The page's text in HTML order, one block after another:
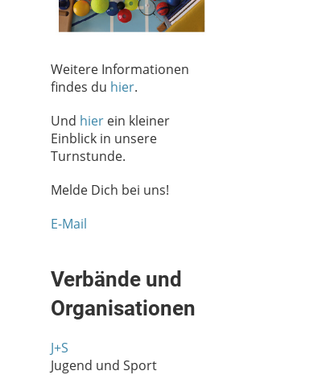
Weitere Informationen
findes du hier.
Und hier ein kleiner
Einblick in unsere
Turnstunde.
Melde Dich bei uns!
E-Mail
Verbände und
Organisationen
J+S
Jugend und Sport